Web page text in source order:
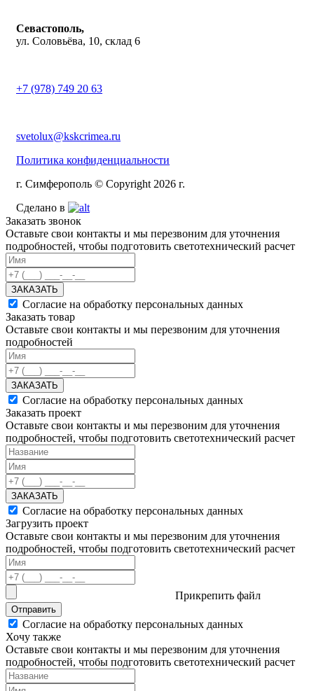
Севастополь,
ул. Соловьёва, 10, склад 6
+7 (978) 749 20 63
svetolux@kskcrimea.ru
Политика конфиденциальности
г. Симферополь © Copyright 2026 г.
Сделано в
Заказать звонок
Оставьте свои контакты и мы перезвоним для уточнения
подробностей, чтобы подготовить светотехнический расчет
ЗАКАЗАТЬ
Согласие на обработку персональных данных
Заказать товар
Оставьте свои контакты и мы перезвоним для уточнения
подробностей
ЗАКАЗАТЬ
Согласие на обработку персональных данных
Заказать проект
Оставьте свои контакты и мы перезвоним для уточнения
подробностей, чтобы подготовить светотехнический расчет
ЗАКАЗАТЬ
Согласие на обработку персональных данных
Загрузить проект
Оставьте свои контакты и мы перезвоним для уточнения
подробностей, чтобы подготовить светотехнический расчет
Прикрепить файл
Отправить
Согласие на обработку персональных данных
Хочу также
Оставьте свои контакты и мы перезвоним для уточнения
подробностей, чтобы подготовить светотехнический расчет